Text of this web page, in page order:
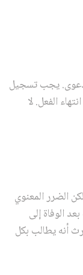
يجب تسجيل
الفعل. لا
الضرر المعنوي
الوفاة إلى
أنه يطالب بكل